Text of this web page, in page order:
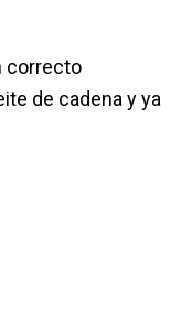
correcto
de cadena y ya